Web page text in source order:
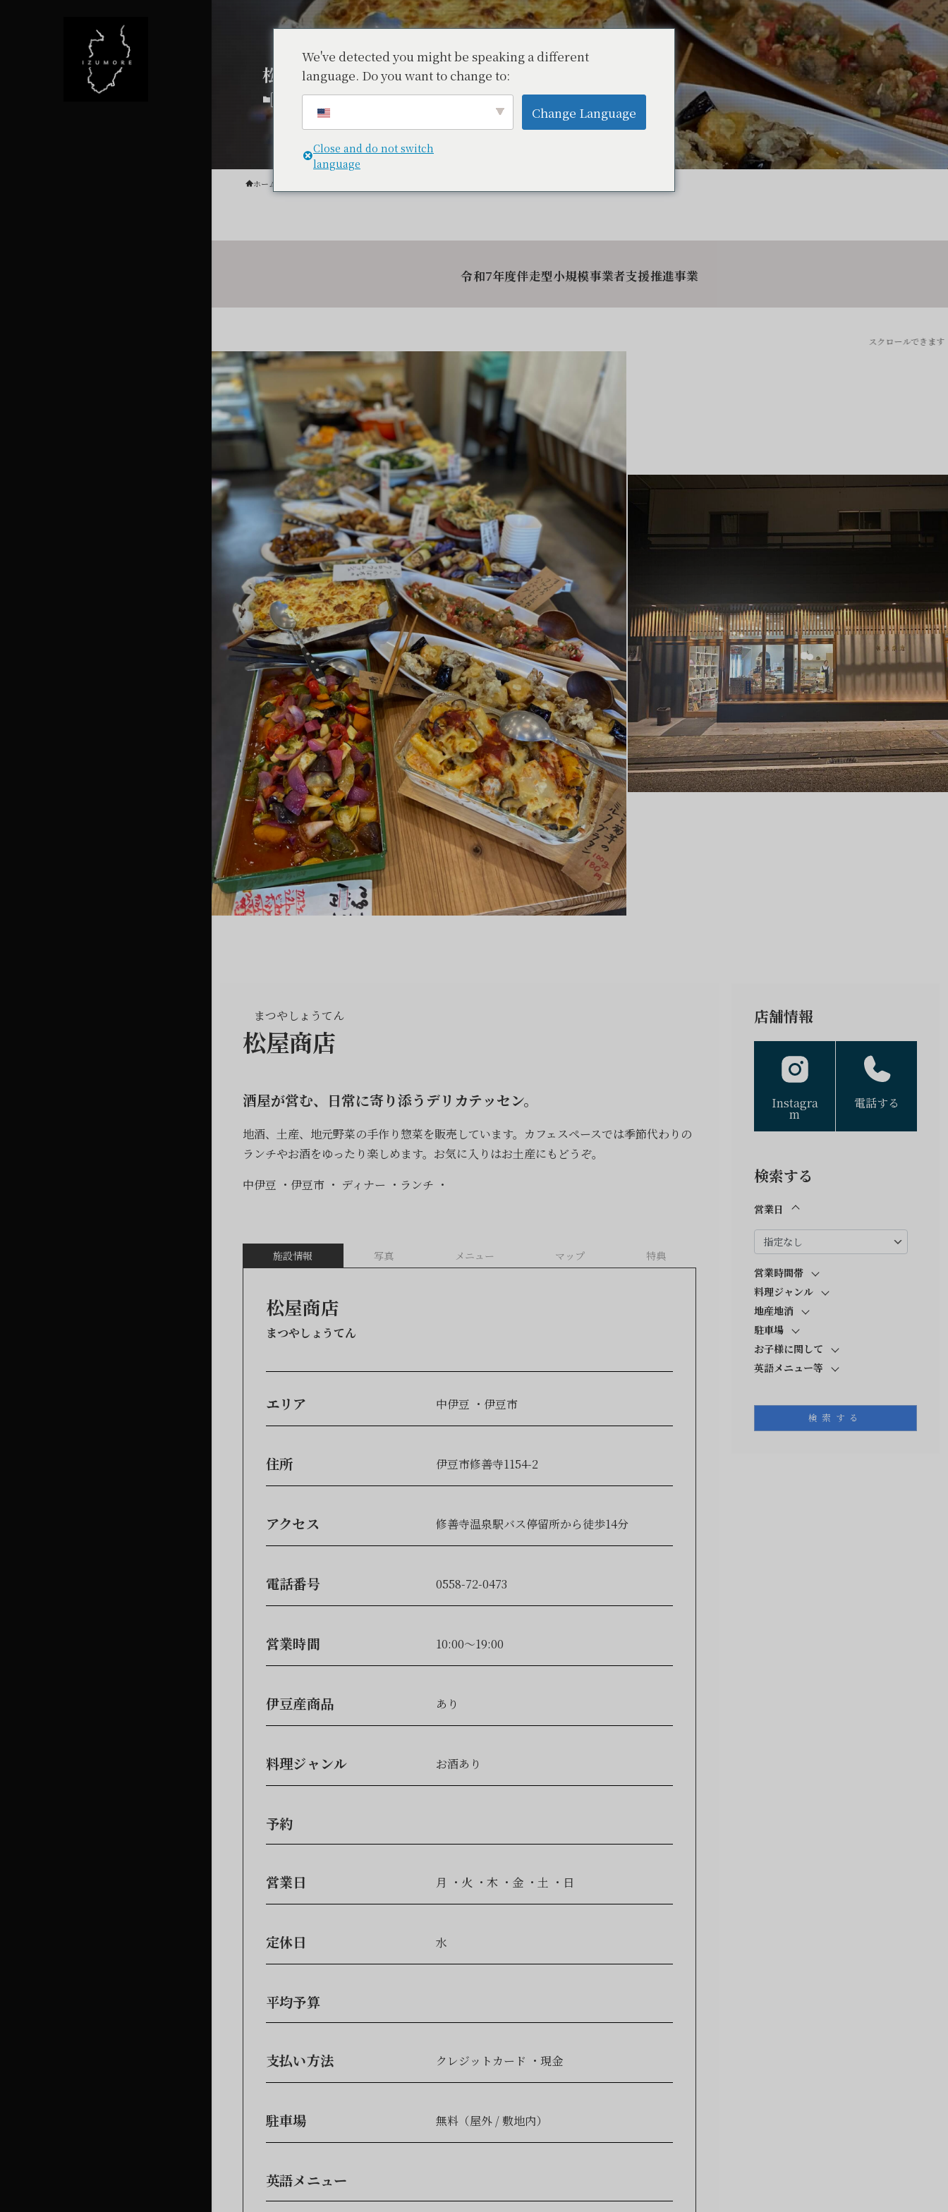
松屋商店
中伊豆 中伊豆グルメ
ホーム
令和7年度伴走型小規模事業者支援推進事業
スクロールできます
まつやしょうてん
松屋商店
酒屋が営む、日常に寄り添うデリカテッセン。
地酒、土産、地元野菜の手作り惣菜を販売しています。カフェスペースでは季節代わりの
ランチやお酒をゆったり楽しめます。お気に入りはお土産にもどうぞ。
中伊豆
伊豆市 ディナー ランチ
施設情報 写真 メニュー マップ 特典
松屋商店
まつやしょうてん
エリア 中伊豆 伊豆市
住所 伊豆市修善寺1154-2
アクセス 修善寺温泉駅バス停留所から徒歩14分
電話番号 0558-72-0473
営業時間 10:00～19:00
伊豆産商品 あり
料理ジャンル お酒あり
予約
営業日 月 火 木 金 土 日
定休日 水
平均予算
支払い方法 クレジットカード 現金
駐車場 無料（屋外 / 敷地内）
英語メニュー
店舗情報
Instagra
m
電話する
検索する
営業日
営業時間帯
料理ジャンル
地産地消
駐車場
お子様に関して
英語メニュー等
検索する
We've detected you might be speaking a different
language. Do you want to change to:
Change Language
Close and do not switch
language